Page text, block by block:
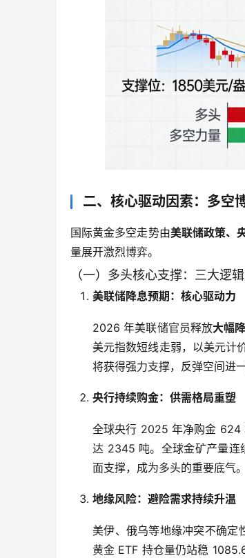
二、核心驱动因素：多空
国际黄金多空走势由美联储政策、
量展开激烈博弈。
（一）多头核心支撑：三大逻
美联储降息预期：核心驱动力
2026 年美联储官员释放大幅
美元指数短线走弱，以美元计
将获得强力支撑，反弹空间进一
央行持续购金：供需格局重塑
全球央行 2025 年净购金 624
达 2345 吨。全球金矿产量连
面支撑，成为多头的重要底气。
地缘风险：避险需求持续升温
美伊、俄乌等地缘冲突不确定
黄金 ETF 持仓量仍站稳